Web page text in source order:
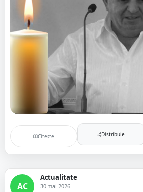
Citește Distribuie
AC
Actualitate
30 mai 2026